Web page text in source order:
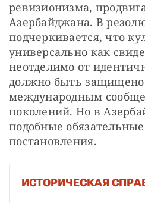
ревизионизма,
Азербайджана. В
подчеркивается, что
универсально как
неотделимо от
должно быть защищено
международным
поколений. Но в
подобные
постановления.
ИСТОРИЧЕСКАЯ